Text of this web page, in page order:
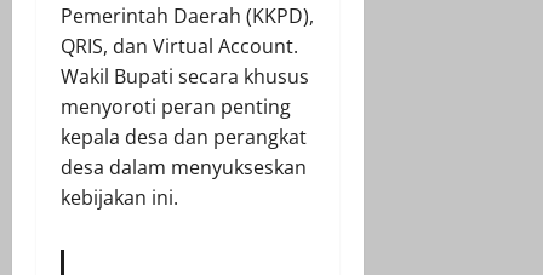
Pemerintah Daerah (KKPD),
QRIS, dan Virtual Account.
Wakil Bupati secara khusus
menyoroti peran penting
kepala desa dan perangkat
desa dalam menyukseskan
kebijakan ini.